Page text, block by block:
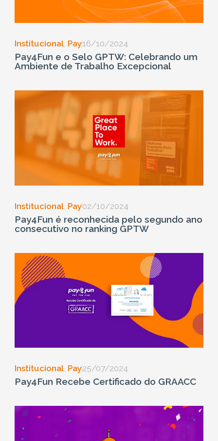
Institucional, Pay16/10/2024
Pay4Fun e o Selo GPTW: Celebrando um
Ambiente de Trabalho Excepcional
Institucional Pay02/10/2024
Pay4Fun é reconhecida pelo segundo ano
consecutivo no ranking GPTW
Institucional, Pay25/07/2024
Pay4Fun Recebe Certificado do GRAACC